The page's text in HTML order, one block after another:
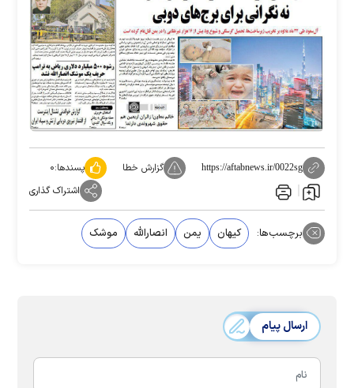
https://aftabnews.ir/0022sg گزارش خطا پسندها:۰
اشتراک گذاری
برچسب‌ها: کیهان یمن انصارالله موشک
ارسال پیام